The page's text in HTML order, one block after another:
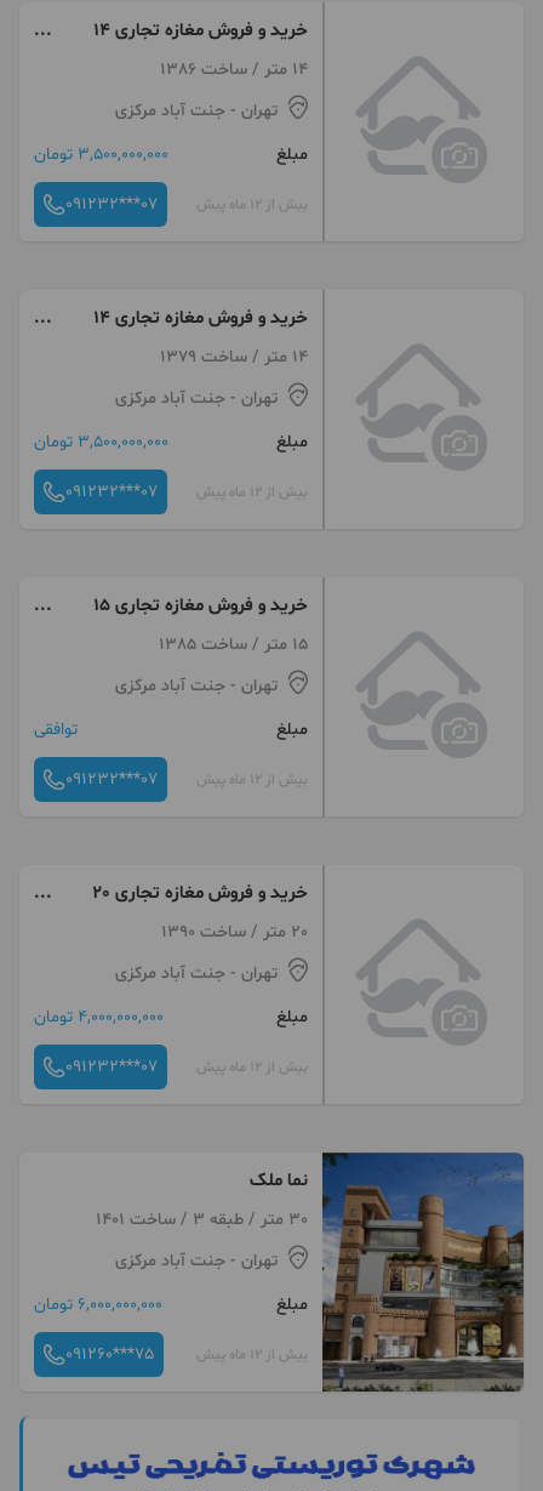
خرید و فروش مغازه تجاری 14
متری جنت اباد
14 متر / ساخت 1386
تهران - جنت آباد مرکزی
مبلغ
3,500,000,000 تومان
بیش از 12 ماه پیش 091232***07
خرید و فروش مغازه تجاری 14
متری جنت اباد
14 متر / ساخت 1379
تهران - جنت آباد مرکزی
مبلغ
3,500,000,000 تومان
بیش از 12 ماه پیش 091232***07
خرید و فروش مغازه تجاری 15
متری جنت اباد
15 متر / ساخت 1385
تهران - جنت آباد مرکزی
مبلغ
توافقی
بیش از 12 ماه پیش 091232***07
خرید و فروش مغازه تجاری 20
متری جنت اباد20 متر / ساخت 1390
تهران - جنت آباد مرکزی
مبلغ
4,000,000,000 تومان
بیش از 12 ماه پیش 091232***07
نما ملک
30 متر / طبقه 3 / ساخت 1401
تهران - جنت آباد مرکزی
مبلغ
6,000,000,000 تومان
بیش از 12 ماه پیش 091260***75